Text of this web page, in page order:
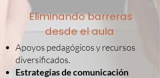
Eliminando barreras
desde el aula
Apoyos pedagógicos y recursos
diversificados.
Estrategias de comunicación